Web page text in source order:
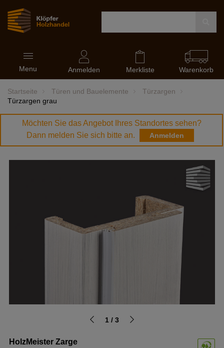
Navigation
ein-
und
ausblenden
Menu Anmelden Merkliste Warenkorb
Startseite Türen und Bauelemente
Türzargen
Türzargen grau
Möchten Sie das Angebot Ihres Standortes sehen?
Dann melden Sie sich bitte an.
Anmelden
1 / 3
HolzMeister Zarge